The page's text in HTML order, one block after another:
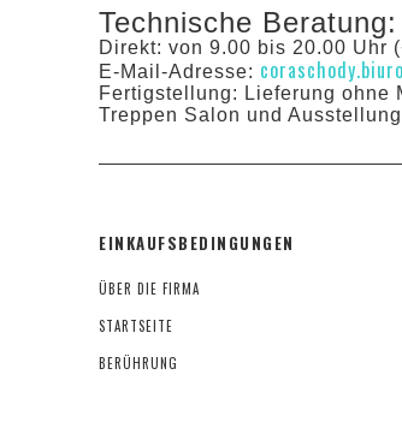
Technische Beratung:
Direkt: von 9.00 bis 20.00 Uhr
E-Mail-Adresse:
Fertigstellung: Lieferung ohne
Treppen Salon und
EINKAUFSBEDINGUNGEN
ÜBER DIE FIRMA
STARTSEITE
BERÜHRUNG